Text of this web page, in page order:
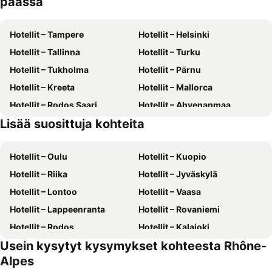
Hotellit – Tampere
Hotellit – Helsinki
Hotellit – Tallinna
Hotellit – Turku
Hotellit – Tukholma
Hotellit – Pärnu
Hotellit – Kreeta
Hotellit – Mallorca
Hotellit – Rodos Saari
Hotellit – Ahvenanmaa
Hotellit – Suomi
Hotellit – Gran Canaria
Lisää suosittuja kohteita
Hotellit – Oulu
Hotellit – Kuopio
Hotellit – Riika
Hotellit – Jyväskylä
Hotellit – Lontoo
Hotellit – Vaasa
Hotellit – Lappeenranta
Hotellit – Rovaniemi
Hotellit – Rodos
Hotellit – Kalajoki
Hotellit – Alanya
Hotellit – Joensuu
Hotellit – Fuengirola
Usein kysytyt kysymykset kohteesta Rhône-
Alpes